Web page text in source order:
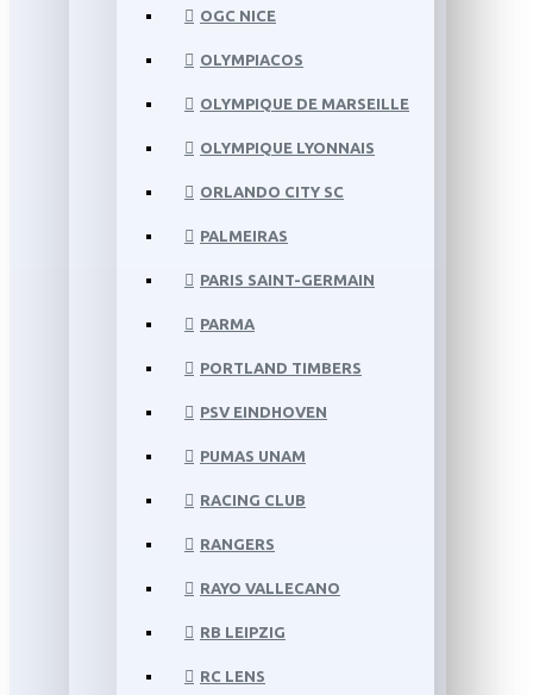
OGC NICE
OLYMPIACOS
OLYMPIQUE DE MARSEILLE
OLYMPIQUE LYONNAIS
ORLANDO CITY SC
PALMEIRAS
PARIS SAINT-GERMAIN
PARMA
PORTLAND TIMBERS
PSV EINDHOVEN
PUMAS UNAM
RACING CLUB
RANGERS
RAYO VALLECANO
RB LEIPZIG
RC LENS